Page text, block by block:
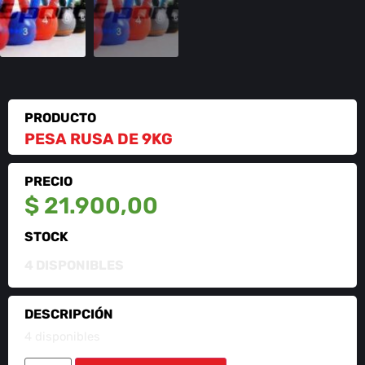
PRODUCTO
PESA RUSA DE 9KG
PRECIO
$ 21.900,00
STOCK
DESCRIPCIÓN